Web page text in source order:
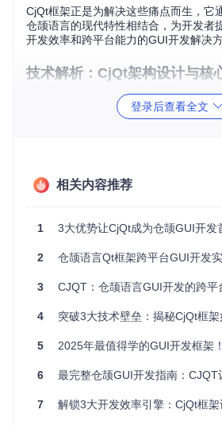
CjQt框架正是为解决这些痛点而生，它
仓颉语言的现代特性相结合，为开发者
开发效率和跨平台能力的GUI开发解决方
技术解析：CjQt架构设计与核
技术选型指南：为什么选择CjQt
特性 CjQt
语言
n
性能 ★★★★☆
☆☆
积
★★★★☆
☆☆
效率
★★
☆
跨平
Windows/Linux(规
全平
登录后查看全文
相关内容推荐
1 3大优势让CjQt成为仓颉GUI开发首选
2 仓颉语言Qt框架跨平台GUI开发实战指
3 CJQT：仓颉语言GUI开发的跨平
4 突破3大技术壁垒：揭秘CjQt框
5 2025年最值得学的GUI开发框架！CJQT让Qt开
6 最完整仓颉GUI开发指南：CJQT让跨平台
7 解锁3大开发效率引擎：CjQt框架让仓颉